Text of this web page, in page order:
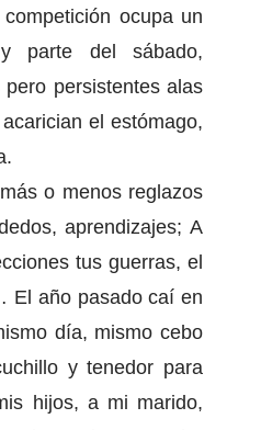
ocupa un
parte del sábado,
persistentes alas
el estómago,
o menos reglazos
aprendizajes; A
tus guerras, el
El año pasado caí en
día, mismo cebo
y tenedor para
hijos, a mi marido,